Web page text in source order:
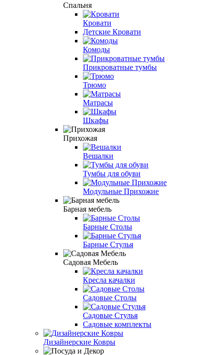
Спальня
Кровати
Детские Кровати
Комоды
Прикроватные тумбы
Трюмо
Матрасы
Шкафы
Прихожая
Вешалки
Тумбы для обуви
Модульные Прихожие
Барная мебель
Барные Столы
Барные Стулья
Садовая Мебель
Кресла качалки
Садовые Столы
Садовые Стулья
Садовые комплекты
Дизайнерские Ковры